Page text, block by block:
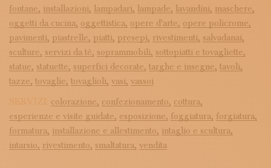
fontane, installazioni, lampadari, lampade, lavandini, maschere,
oggetti da cucina, oggettistica, opere d'arte, opere policrome,
pavimenti, piastrelle, piatti, presepi, rivestimenti, salvadanai,
sculture, servizi da tè, soprammobili, sottopiatti e tovagliette,
statue, statuette, superfici decorate, targhe e insegne, tavoli,
tazze, tovaglie, tovaglioli, vasi, vassoi
SERVIZI: colorazione, confezionamento, cottura,
esperienze e visite guidate, esposizione, foggiatura, forgiatura,
formatura, installazione e allestimento, intaglio e scultura,
intarsio, rivestimento, smaltatura, vendita